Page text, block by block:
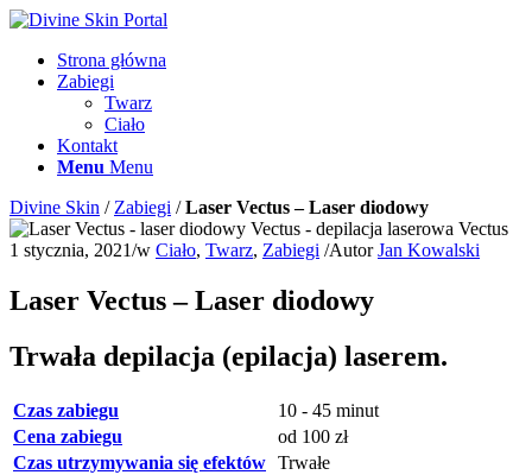
Strona główna
Zabiegi
Twarz
Ciało
Kontakt
Menu Menu
Divine Skin / Zabiegi /Laser Vectus – Laser diodowy
1 stycznia, 2021/w Ciało, Twarz, Zabiegi /AutorJan Kowalski
Laser Vectus – Laser diodowy
Trwała depilacja (epilacja) laserem.
Czas zabiegu
10 - 45 minut
Cena zabiegu
od 100 zł
Czas utrzymywania się efektów Trwałe